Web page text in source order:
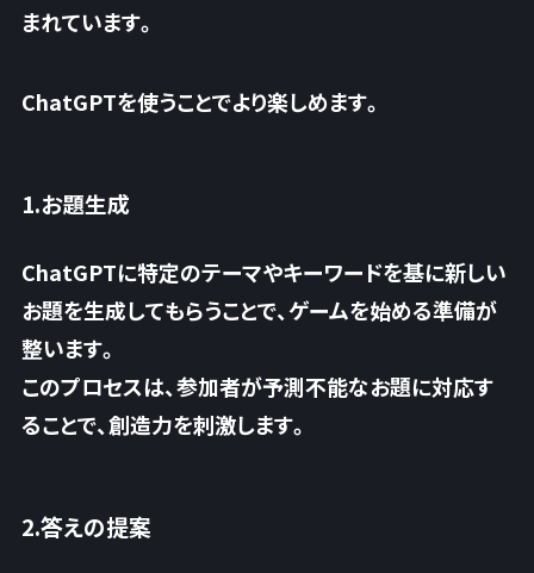
まれています。
ChatGPTを使うことでより楽しめます。
1.お題生成
ChatGPTに特定のテーマやキーワードを基に新しい
お題を生成してもらうことで、ゲームを始める準備が
整います。
このプロセスは、参加者が予測不能なお題に対応す
ることで、創造力を刺激します。
2.答えの提案